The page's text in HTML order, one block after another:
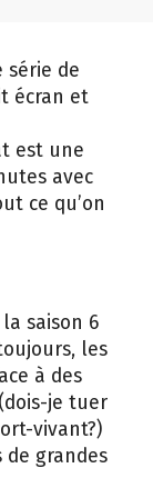
série de
écran et
est une
avec
ce qu’on
saison 6
les
à des
je tuer
vivant?)
de grandes